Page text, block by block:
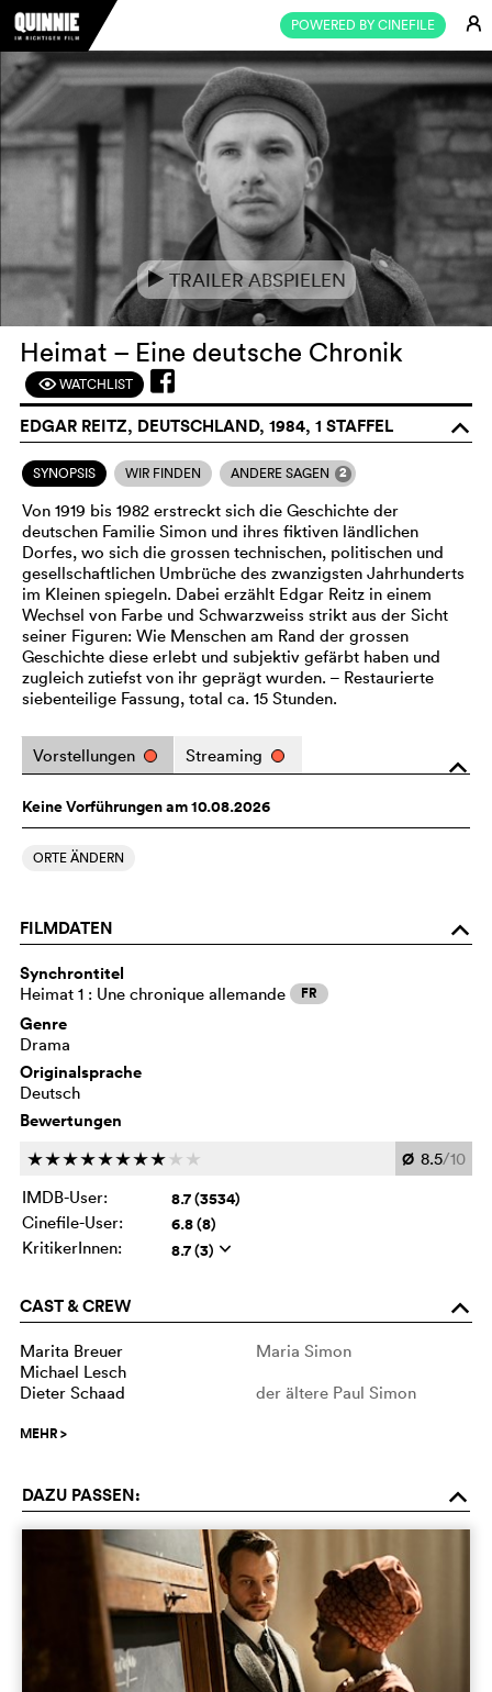
POWERED BY CINEFILE E
e TRAILER ABSPIELEN
Heimat – Eine deutsche Chronik
FWATCHLIST
EDGAR REITZ, DEUTSCHLAND, 1984, 1 STAFFEL o
SYNOPSIS WIR FINDEN ANDERE SAGEN 2
Von 1919 bis 1982 erstreckt sich die Geschichte der
deutschen Familie Simon und ihres fiktiven ländlichen
Dorfes, wo sich die grossen technischen, politischen und
gesellschaftlichen Umbrüche des zwanzigsten Jahrhunderts
im Kleinen spiegeln. Dabei erzählt Edgar Reitz in einem
Wechsel von Farbe und Schwarzweiss strikt aus der Sicht
seiner Figuren: Wie Menschen am Rand der grossen
Geschichte diese erlebt und subjektiv gefärbt haben und
zugleich zutiefst von ihr geprägt wurden. – Restaurierte
siebenteilige Fassung, total ca. 15 Stunden.
o
Vorstellungen Streaming
Keine Vorführungen am 10.08.2026
ORTE ÄNDERN
FILMDATEN o
Synchrontitel
Heimat 1 : Une chronique allemande FR
Genre
Drama
Originalsprache
Deutsch
Bewertungen
cccccccc c c Ø 8.5/10
IMDB-User:
8.7 (3534)
Cinefile-User: 6.8 (8)
KritikerInnen: 8.7 (3) q
CAST & CREW o
Marita Breuer
Maria Simon
Michael Lesch
Dieter Schaad
der ältere Paul Simon
MEHR>
DAZU PASSEN: o